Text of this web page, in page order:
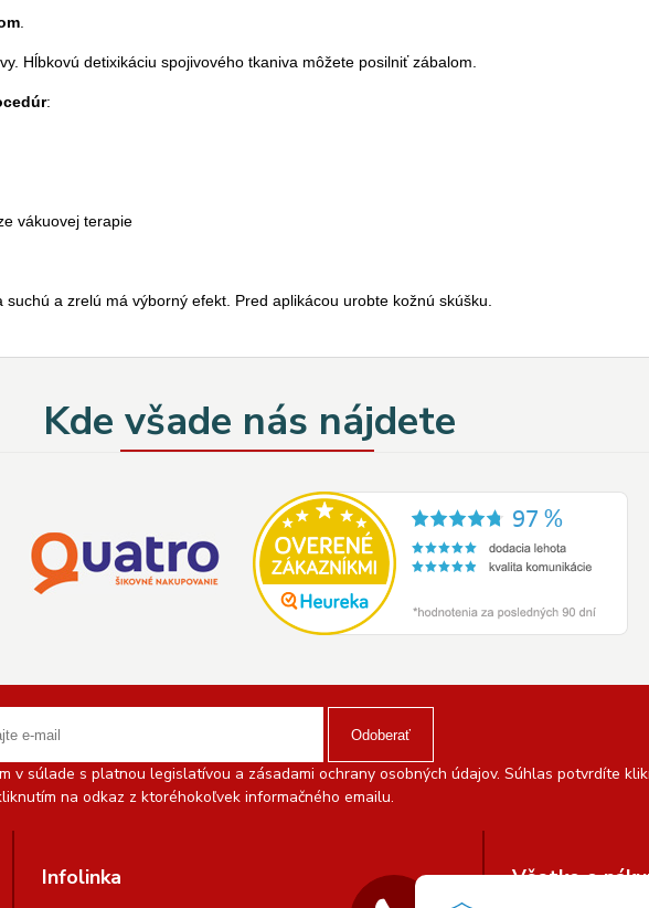
Hĺbkovú detixikáciu spojivového tkaniva môžete posilniť zábalom.
:
vákuovej terapie
a zrelú má výborný efekt. Pred aplikácou urobte kožnú skúšku.
Kde všade nás nájdete
Odoberať
v súlade s platnou legislatívou a zásadami ochrany osobných údajov. Súhlas potvrdíte
na odkaz z ktoréhokoľvek informačného emailu.
Infolinka Všetko o